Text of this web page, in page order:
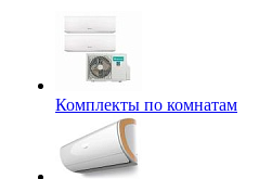
Комплекты по комнатам